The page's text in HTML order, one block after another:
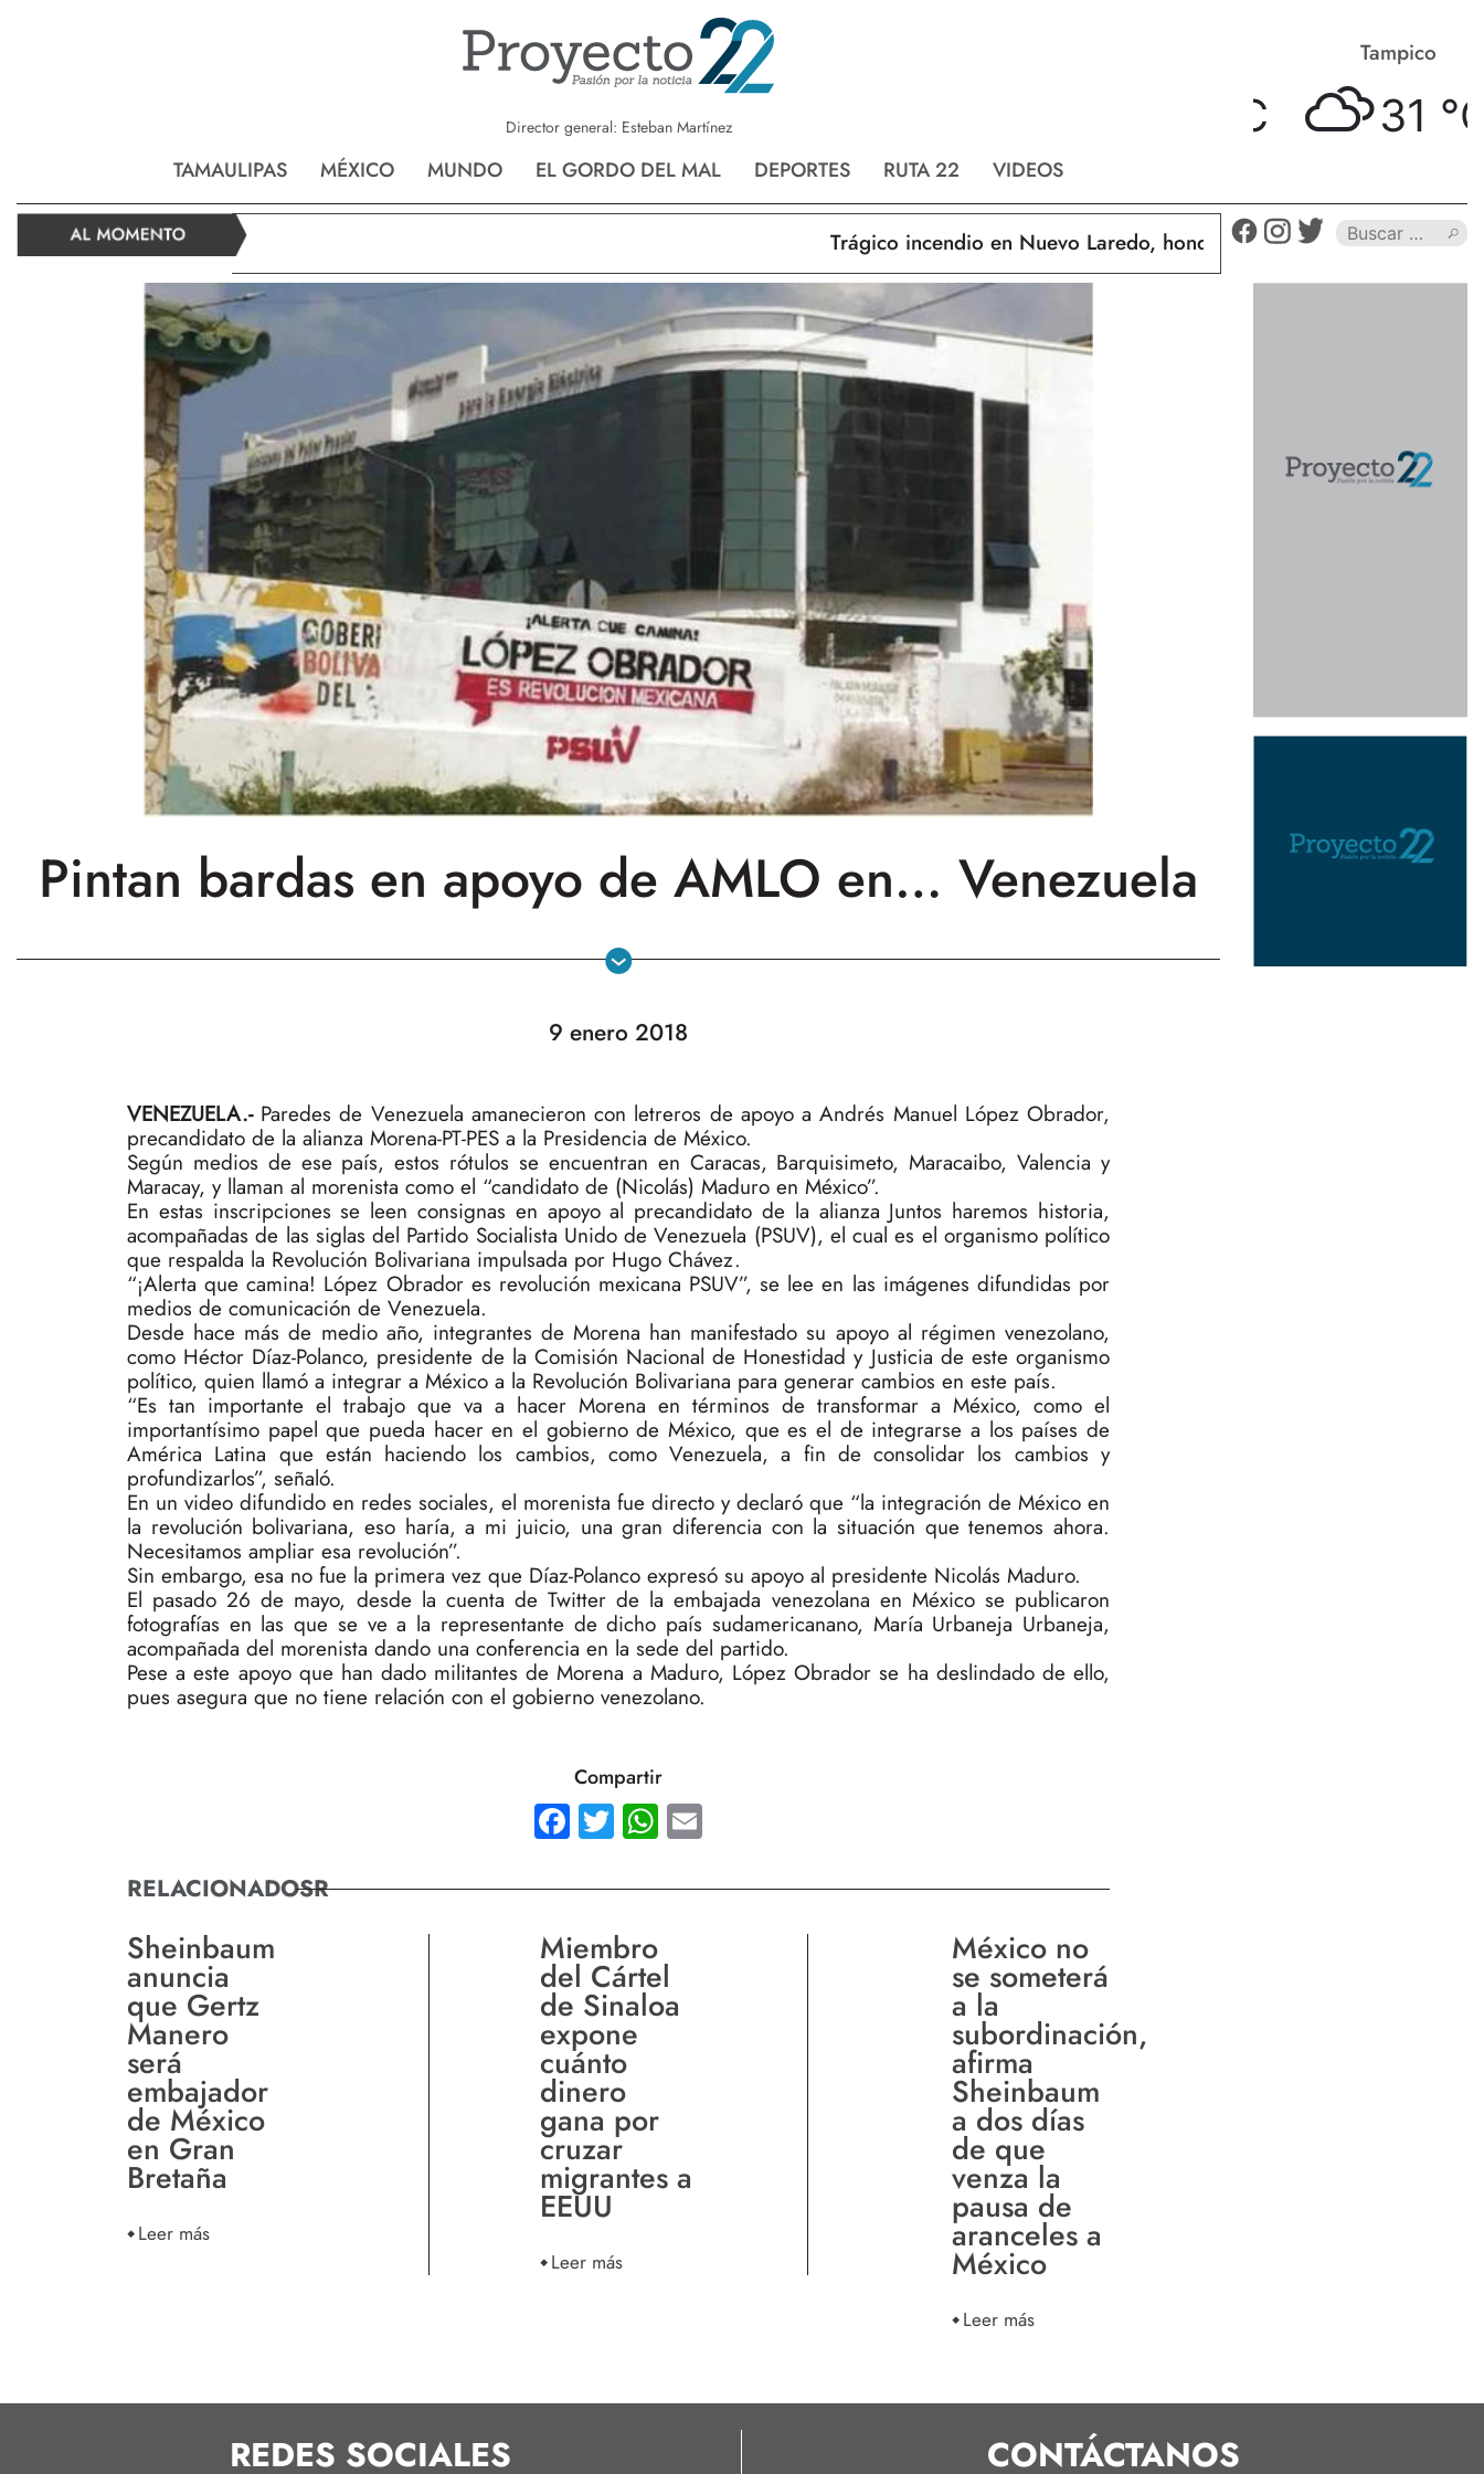
Director general: Esteban Martínez
TAMAULIPAS MÉXICO MUNDO EL GORDO DEL MAL DEPORTES RUTA 22 VIDEOS
Reynosa Nvo. Laredo Tampico
31 °C
Trágico incendio en Nuevo Laredo, hondureño muere calcinado
Pintan bardas en apoyo de AMLO en… Venezuela
9 enero 2018
VENEZUELA.-Paredes de Venezuela amanecieron con letreros de apoyo a Andrés Manuel López Obrador,
precandidato de la alianza Morena-PT-PES a la Presidencia de México.
Según medios de ese país, estos rótulos se encuentran en Caracas, Barquisimeto, Maracaibo, Valencia y
Maracay, y llaman al morenista como el “candidato de (Nicolás) Maduro en México”.
En estas inscripciones se leen consignas en apoyo al precandidato de la alianza Juntos haremos historia,
acompañadas de las siglas del Partido Socialista Unido de Venezuela (PSUV), el cual es el organismo político
que respalda la Revolución Bolivariana impulsada por Hugo Chávez.
“¡Alerta que camina! López Obrador es revolución mexicana PSUV”, se lee en las imágenes difundidas por
medios de comunicación de Venezuela.
Desde hace más de medio año, integrantes de Morena han manifestado su apoyo al régimen venezolano,
como Héctor Díaz-Polanco, presidente de la Comisión Nacional de Honestidad y Justicia de este organismo
político, quien llamó a integrar a México a la Revolución Bolivariana para generar cambios en este país.
“Es tan importante el trabajo que va a hacer Morena en términos de transformar a México, como el
importantísimo papel que pueda hacer en el gobierno de México, que es el de integrarse a los países de
América Latina que están haciendo los cambios, como Venezuela, a fin de consolidar los cambios y
profundizarlos”, señaló.
En un video difundido en redes sociales, el morenista fue directo y declaró que “la integración de México en
la revolución bolivariana, eso haría, a mi juicio, una gran diferencia con la situación que tenemos ahora.
Necesitamos ampliar esa revolución”.
Sin embargo, esa no fue la primera vez que Díaz-Polanco expresó su apoyo al presidente Nicolás Maduro.
El pasado 26 de mayo, desde la cuenta de Twitter de la embajada venezolana en México se publicaron
fotografías en las que se ve a la representante de dicho país sudamericanano, María Urbaneja Urbaneja,
acompañada del morenista dando una conferencia en la sede del partido.
Pese a este apoyo que han dado militantes de Morena a Maduro, López Obrador se ha deslindado de ello,
pues asegura que no tiene relación con el gobierno venezolano.
Compartir
Facebook
TwitterWhatsApp
RELACIONADOSR
Sheinbaum
anuncia
que Gertz
Manero
será
embajador
de México
en Gran
Bretaña
Leer más
Miembro
del Cártel
de Sinaloa
expone
cuánto
dinero
gana por
cruzar
migrantes a
EEUU
Leer más
México no
se someterá
a la
subordinación,
afirma
Sheinbaum
a dos días
de que
venza la
pausa de
aranceles a
México
Leer más
REDES SOCIALES CONTÁCTANOS